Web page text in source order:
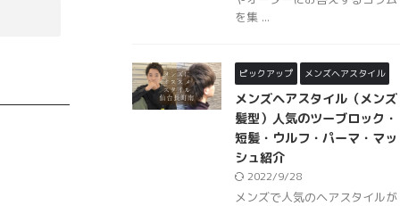
を集 ...
ピックアップ メンズヘアスタイル
メンズヘアスタイル（メンズ
髪型）人気のツーブロック・
短髪・ウルフ・パーマ・マッ
シュ紹介
2022/9/28
メンズで人気のヘアスタイルが